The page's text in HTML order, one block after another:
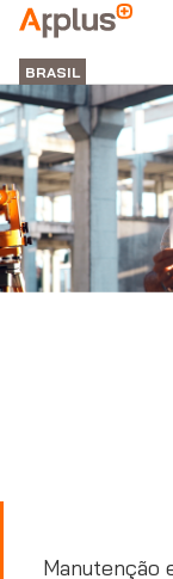
APPLUS+
BRASIL
Manutenção